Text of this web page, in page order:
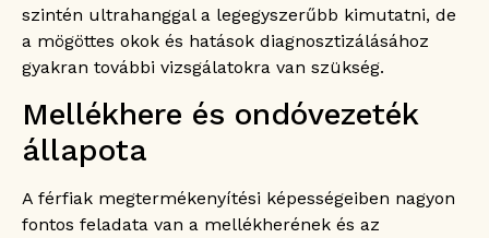
szintén ultrahanggal a legegyszerűbb kimutatni, de
a mögöttes okok és hatások diagnosztizálásához
gyakran további vizsgálatokra van szükség.
Mellékhere és ondóvezeték
állapota
A férfiak megtermékenyítési képességeiben nagyon
fontos feladata van a mellékherének és az